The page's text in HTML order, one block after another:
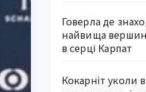
Говерла де
найвища
в серці Карпат
Кокарніт уколи